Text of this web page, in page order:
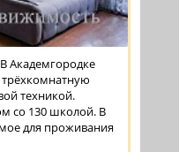
Академгородке
техникой.
со 130 школой. В
для проживания